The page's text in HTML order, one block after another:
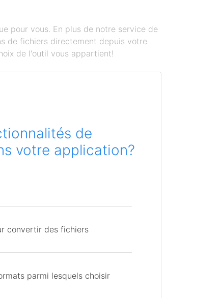
pour vous. En plus de notre service de
de fichiers directement depuis votre
de l'outil vous appartient!
de
votre application?
convertir des fichiers
parmi lesquels choisir